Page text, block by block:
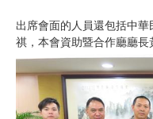
出席會面的人員還包括中
祺，本會資助暨合作廳廳長